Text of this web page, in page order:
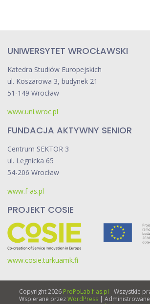
UNIWERSYTET WROCŁAWSKI
Katedra Studiów Europejskich
ul. Koszarowa 3, budynek 21
51-149 Wrocław
www.uni.wroc.pl
FUNDACJA AKTYWNY SENIOR
Centrum SEKTOR 3
ul. Legnicka 65
54-206 Wrocław
www.f-as.pl
PROJEKT COSIE
www.cosie.turkuamk.fi
Copyright 2026 ProPoLab.f-as.pl - Wszystkie
Wspierane przezWordPress|